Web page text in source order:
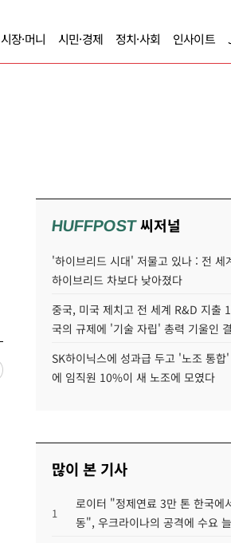
시장·머니 시민·경제 정치·사회 인사이트
HUFFPOST씨저널
'하이브리드 시대' 저물고 있나 : 전 세
하이브리드 차보다 낮아졌다
중국, 미국 제치고 전 세계 R&D 지출
국의 규제에 '기술 자립' 총력 기울인
SK하이닉스에 성과급 두고 '노조 통
에 임직원 10%이 새 노조에 모였다
많이 본 기사
1
로이터 "정제연료 3만 톤 한국에
동", 우크라이나의 공격에 수요